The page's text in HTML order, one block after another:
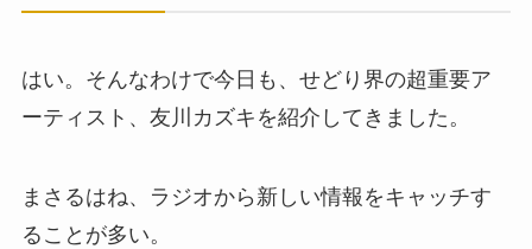
はい。そんなわけで今日も、せどり界の超重要ア
ーティスト、友川カズキを紹介してきました。
まさるはね、ラジオから新しい情報をキャッチす
ることが多い。